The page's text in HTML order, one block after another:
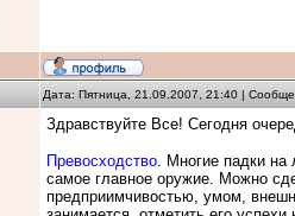
Дата: Пятница, 21.09.2007, 21:40 |
Здравствуйте Все! Сегодня
Превосходство. Многие падки на
самое главное оружие. Можно
предприимчивостью, умом,